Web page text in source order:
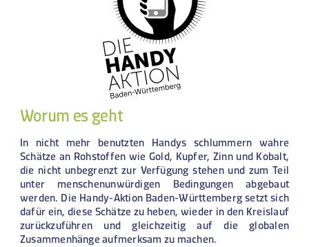
Worum es geht
In nicht mehr benutzten Handys schlummern wahre
Schätze an Rohstoffen wie Gold, Kupfer, Zinn und Kobalt,
die nicht unbegrenzt zur Verfügung stehen und zum Teil
unter menschenunwürdigen Bedingungen abgebaut
werden. Die Handy-Aktion Baden-Württemberg setzt sich
dafür ein, diese Schätze zu heben, wieder in den Kreislauf
zurückzuführen und gleichzeitig auf die globalen
Zusammenhänge aufmerksam zu machen.